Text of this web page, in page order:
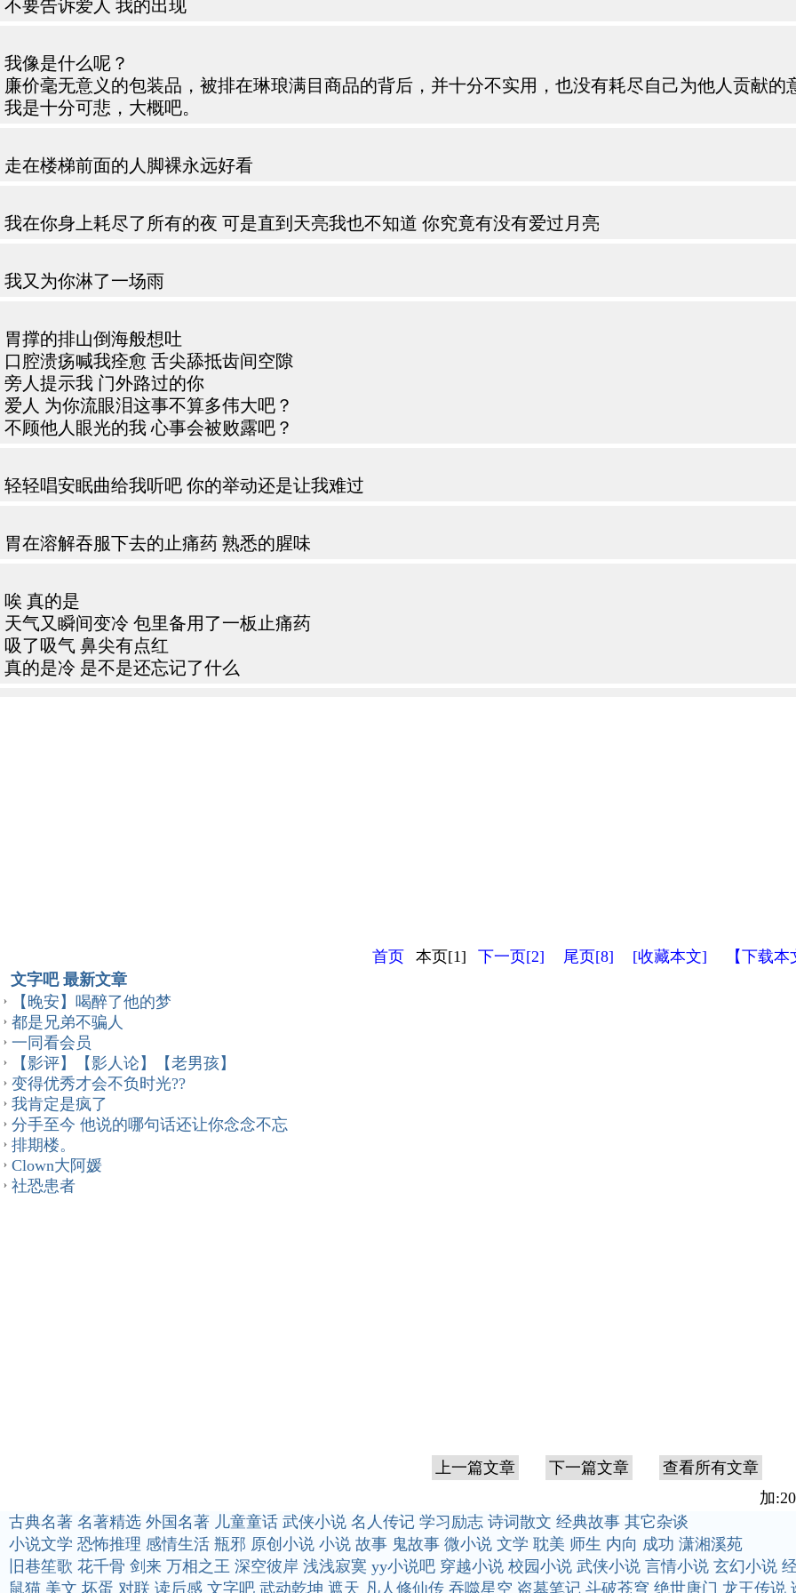
不要告诉爱人 我的出现
我像是什么呢？
廉价毫无意义的包装品，被排在琳琅满目商品的背后，并十分不实用，也没有耗尽自己为他人贡献的
我是十分可悲，大概吧。
走在楼梯前面的人脚裸永远好看
我在你身上耗尽了所有的夜 可是直到天亮我也不知道 你究竟有没有爱过月亮
我又为你淋了一场雨
胃撑的排山倒海般想吐
口腔溃疡喊我痊愈 舌尖舔抵齿间空隙
旁人提示我 门外路过的你
爱人 为你流眼泪这事不算多伟大吧？
不顾他人眼光的我 心事会被败露吧？
轻轻唱安眠曲给我听吧 你的举动还是让我难过
胃在溶解吞服下去的止痛药 熟悉的腥味
唉 真的是
天气又瞬间变冷 包里备用了一板止痛药
吸了吸气 鼻尖有点红
真的是冷 是不是还忘记了什么
首页 本页[1] 下一页[2] 尾页[8] [收藏本文]
【下载
文字吧 最新文章
【晚安】喝醉了他的梦
都是兄弟不骗人
一同看会员
【影评】【影人论】【老男孩】
变得优秀才会不负时光??
我肯定是疯了
分手至今 他说的哪句话还让你念念不忘
排期楼。
Clown大阿媛
社恐患者
上一篇文章 下一篇文章
查看所有文章
加
古典名著 名著精选 外国名著 儿童童话 武侠小说 名人传记 学习励志 诗词散文 经典故事 其它杂谈
小说文学 恐怖推理 感情生活 瓶邪 原创小说 小说 故事 鬼故事 微小说 文学 耽美 师生 内向 成功 潇湘溪苑
旧巷笙歌 花千骨 剑来 万相之王 深空彼岸 浅浅寂寞 yy小说吧 穿越小说 校园小说 武侠小说 言情小说 玄幻小说
鼠猫 美文 坏蛋 对联 读后感 文字吧 武动乾坤 遮天 凡人修仙传 吞噬星空 盗墓笔记 斗破苍穹 绝世唐门 龙王传说